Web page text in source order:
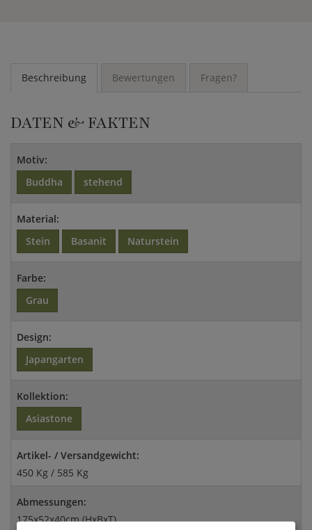
Beschreibung Bewertungen Fragen?
DATEN & FAKTEN
Motiv:
Buddha
stehend
Material:
Stein
Basanit Naturstein
Farbe:
Grau
Design:
Japangarten
Kollektion:
Asiastone
Artikel- / Versandgewicht:
450 Kg / 585 Kg
Abmessungen:
175x52x40cm (HxBxT)